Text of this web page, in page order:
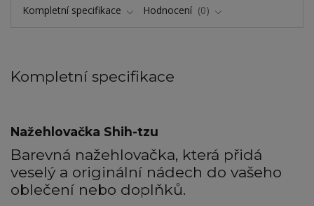
Kompletní specifikace Hodnocení 0
Kompletní specifikace
Nažehlovačka Shih-tzu
Barevná nažehlovačka, která přidá
veselý a originální nádech do vašeho
oblečení nebo doplňků.